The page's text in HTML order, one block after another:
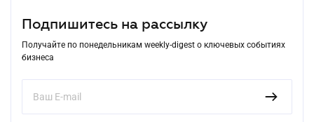
Подпишитесь на рассылку
Получайте по понедельникам weekly-digest о ключевых событиях
бизнеса